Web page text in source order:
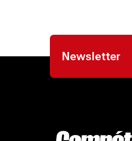
Newsletter